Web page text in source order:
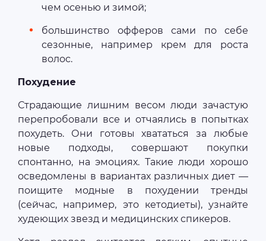
чем осенью и зимой;
большинство офферов сами по себе
сезонные, например крем для роста
волос.
Похудение
Страдающие лишним весом люди зачастую
перепробовали все и отчаялись в попытках
похудеть. Они готовы хвататься за любые
новые подходы, совершают покупки
спонтанно, на эмоциях. Такие люди хорошо
осведомлены в вариантах различных диет —
поищите модные в похудении тренды
(сейчас, например, это кетодиеты), узнайте
худеющих звезд и медицинских спикеров.